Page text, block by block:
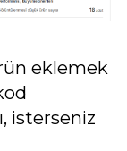
eklemek
isterseniz